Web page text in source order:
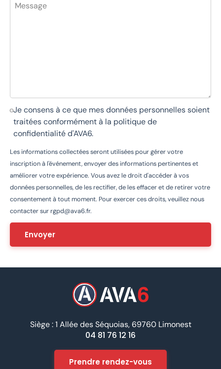
Message
Je consens à ce que mes données personnelles soient
traitées conformément à la politique de
confidentialité d'AVA6.
Les informations collectées seront utilisées pour gérer votre
inscription à l'événement, envoyer des informations pertinentes et
améliorer votre expérience. Vous avez le droit d'accéder à vos
données personnelles, de les rectifier, de les effacer et de retirer votre
consentement à tout moment. Pour exercer ces droits, veuillez nous
contacter sur rgpd@ava6.fr.
Siège : 1 Allée des Séquoias, 69760 Limonest
04 81 76 12 16
Prendre rendez-vous